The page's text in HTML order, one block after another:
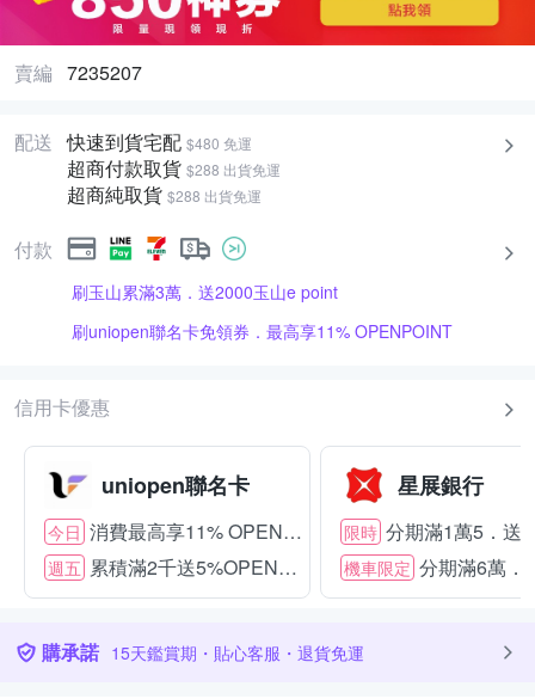
賣編 7235207
配送 快速到貨宅配 $480 免運
超商付款取貨 $288 出貨免運
超商純取貨 $288 出貨免運
付款
刷玉山累滿3萬．送2000玉山e point
刷uniopen聯名卡免領券．最高享11% OPENPOINT
信用卡優惠
uniopen聯名卡
今日 消費最高享11% OPENPOINT
週五 累積滿2千送5%OPENPOINT
星展銀行
限時 分期滿1萬5．送
機車限定 分期滿6萬．
購承諾 15天鑑賞期・貼心客服・退貨免運